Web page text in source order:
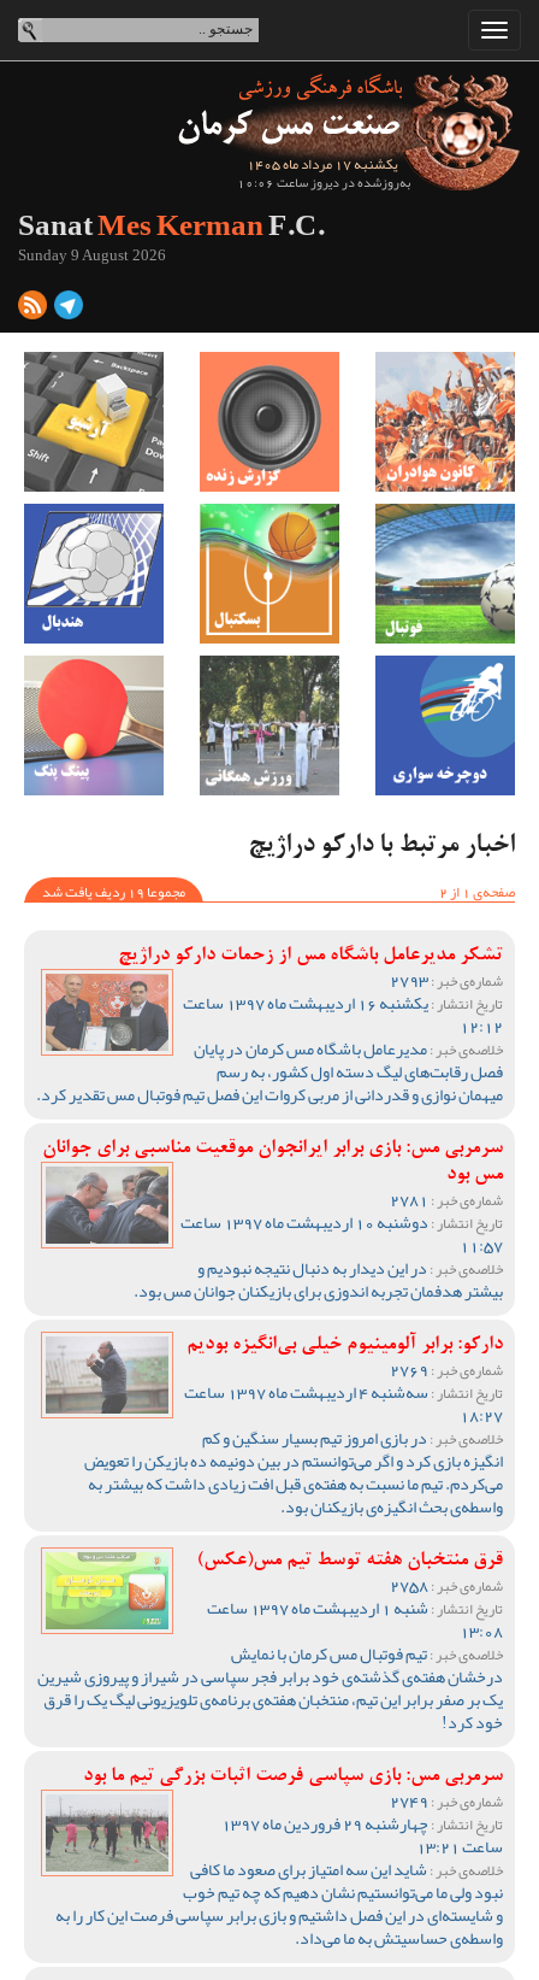
یکشنبه 17 مرداد ماه 1405
به‌روزشده در دیروز ساعت 10:06
SanatMes KermanF.C.
Sunday 9 August 2026
اخبار مرتبط با دارکو دراژیچ
صفحه‌ی 1 از 2
مجموعا 19 ردیف یافت شد
تشکر مدیرعامل باشگاه مس از زحمات دارکو دراژیچ
شماره‌ی خبر :
تاریخ انتشار : یکشنبه 16 اردیبهشت ماه 1397 ساعت
12:12
خلاصه‌ی خبر :مدیرعامل باشگاه مس کرمان در پایان
فصل رقابت‌های لیگ دسته اول کشور، به رسم
میهمان نوازی و قدردانی از مربی کروات این فصل تیم فوتبال مس تقدیر کرد.
سرمربی مس: بازی برابر ایرانجوان موقعیت مناسبی برای جوانان
مس بود
شماره‌ی خبر :
تاریخ انتشار : دوشنبه 10 اردیبهشت ماه 1397 ساعت
11:57
خلاصه‌ی خبر :در این دیدار به دنبال نتیجه نبودیم و
بیشتر هدفمان تجربه اندوزی برای بازیکنان جوانان مس بود.
دارکو: برابر آلومینیوم خیلی بی‌انگیزه بودیم
شماره‌ی خبر :
تاریخ انتشار : سه‌شنبه 4 اردیبهشت ماه 1397 ساعت
18:27
خلاصه‌ی خبر :در بازی امروز تیم بسیار سنگین و کم
انگیزه بازی کرد و اگر می‌توانستم در بین دونیمه ده بازیکن را تعویض
می‌کردم. تیم ما نسبت به هفته‌ی قبل افت زیادی داشت که بیشتر به
واسطه‌ی بحث انگیزه‌ی بازیکنان بود.
قرق منتخبان هفته توسط تیم مس(عکس)
شماره‌ی خبر :
تاریخ انتشار : شنبه 1 اردیبهشت ماه 1397 ساعت
13:08
خلاصه‌ی خبر :تیم فوتبال مس کرمان با نمایش
درخشان هفته‌ی گذشته‌ی خود برابر فجر سپاسی در شیراز و پیروزی شیرین
یک بر صفر برابر این تیم، منتخبان هفته‌ی برنامه‌ی تلویزیونی لیگ یک را قرق
خود کرد!
سرمربی مس: بازی سپاسی فرصت اثبات بزرگی تیم ما بود
شماره‌ی خبر :
تاریخ انتشار : چهارشنبه 29 فروردین ماه 1397
ساعت 13:21
خلاصه‌ی خبر :شاید این سه امتیاز برای صعود ما کافی
نبود ولی ما می‌توانستیم نشان دهیم که چه تیم خوب
و شایسته‌ای در این فصل داشتیم و بازی برابر سپاسی فرصت این کار را به
واسطه‌ی حساسیتش به ما می‌داد.